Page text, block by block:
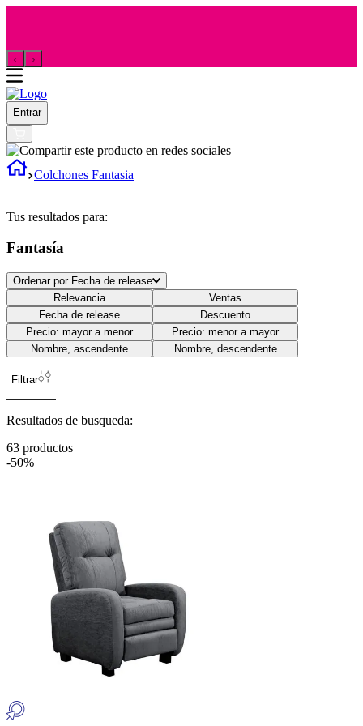
Tus resultados para:
Fantasía
Ordenar por Fecha de release
Relevancia
Ventas
Fecha de release
Descuento
Precio: mayor a menor
Precio: menor a mayor
Nombre, ascendente
Filtrar
Resultados de busqueda:
63productos